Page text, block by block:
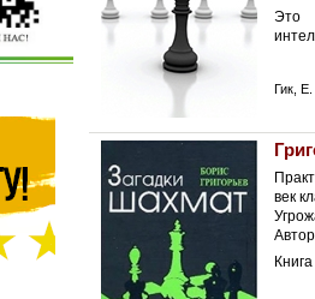
Это
Гик,
век